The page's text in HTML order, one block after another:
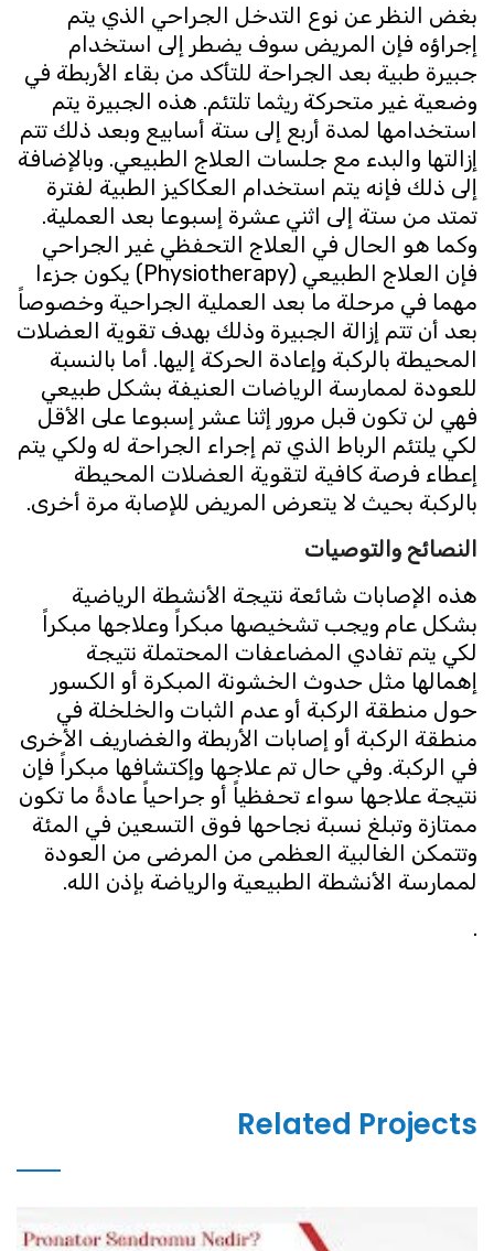
بغض النظر عن نوع التدخل الجراحي الذي يتم
إجراؤه فإن المريض سوف يضطر إلى استخدام
جبيرة طبية بعد الجراحة للتأكد من بقاء الأربطة في
وضعية غير متحركة ريثما تلتئم. هذه الجبيرة يتم
استخدامها لمدة أربع إلى ستة أسابيع وبعد ذلك تتم
إزالتها والبدء مع جلسات العلاج الطبيعي. وبالإضافة
إلى ذلك فإنه يتم استخدام العكاكيز الطبية لفترة
تمتد من ستة إلى اثني عشرة إسبوعا بعد العملية.
وكما هو الحال في العلاج التحفظي غير الجراحي
فإن العلاج الطبيعي (Physiotherapy) يكون جزءا
مهما في مرحلة ما بعد العملية الجراحية وخصوصاً
بعد أن تتم إزالة الجبيرة وذلك بهدف تقوية العضلات
المحيطة بالركبة وإعادة الحركة إليها. أما بالنسبة
للعودة لممارسة الرياضات العنيفة بشكل طبيعي
فهي لن تكون قبل مرور إثنا عشر إسبوعا على الأقل
لكي يلتئم الرباط الذي تم إجراء الجراحة له ولكي يتم
إعطاء فرصة كافية لتقوية العضلات المحيطة
بالركبة بحيث لا يتعرض المريض للإصابة مرة أخرى.
النصائح والتوصيات
هذه الإصابات شائعة نتيجة الأنشطة الرياضية
بشكل عام ويجب تشخيصها مبكراً وعلاجها مبكراً
لكي يتم تفادي المضاعفات المحتملة نتيجة
إهمالها مثل حدوث الخشونة المبكرة أو الكسور
حول منطقة الركبة أو عدم الثبات والخلخلة في
منطقة الركبة أو إصابات الأربطة والغضاريف الأخرى
في الركبة. وفي حال تم علاجها وإكتشافها مبكراً فإن
نتيجة علاجها سواء تحفظياً أو جراحياً عادةً ما تكون
ممتازة وتبلغ نسبة نجاحها فوق التسعين في المئة
وتتمكن الغالبية العظمى من المرضى من العودة
لممارسة الأنشطة الطبيعية والرياضة بإذن الله.
Related Projects